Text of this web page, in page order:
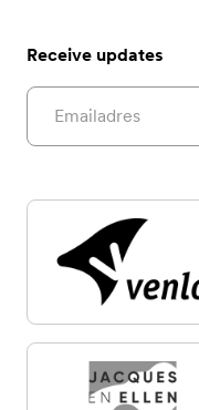
Receive updates
Email address